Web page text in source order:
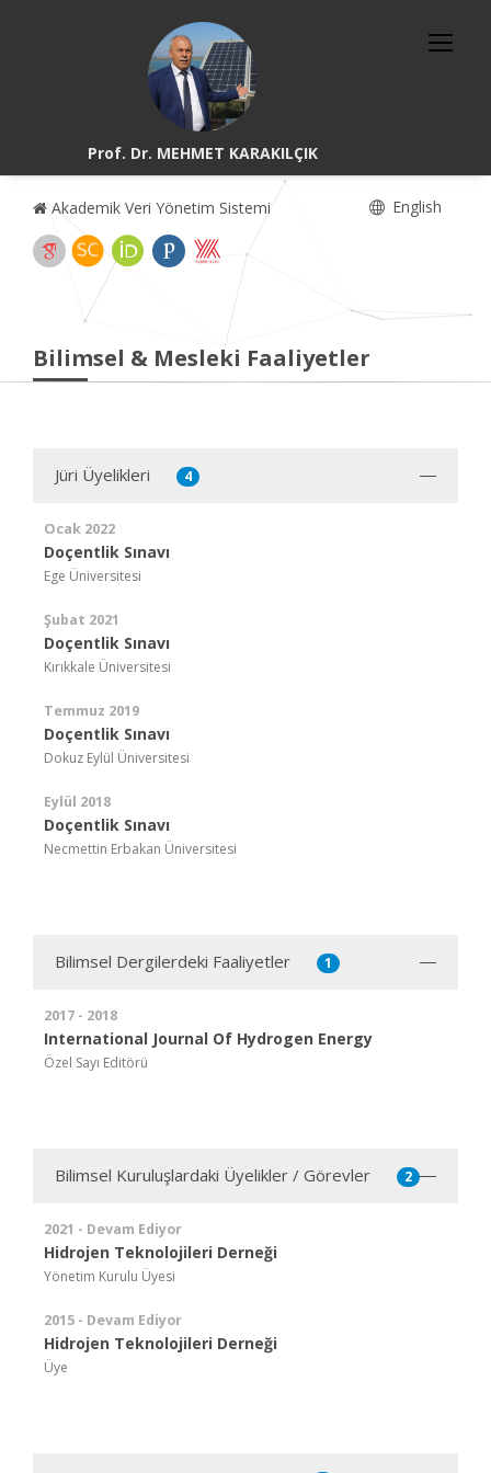
Prof. Dr. MEHMET KARAKILÇIK
Akademik Veri Yönetim Sistemi English
Bilimsel & Mesleki Faaliyetler
Jüri Üyelikleri 4
Ocak 2022
Doçentlik Sınavı
Ege Üniversitesi
Şubat 2021
Doçentlik Sınavı
Kırıkkale Üniversitesi
Temmuz 2019
Doçentlik Sınavı
Dokuz Eylül Üniversitesi
Eylül 2018
Doçentlik Sınavı
Necmettin Erbakan Üniversitesi
Bilimsel Dergilerdeki Faaliyetler 1
2017 - 2018
International Journal Of Hydrogen Energy
Özel Sayı Editörü
Bilimsel Kuruluşlardaki Üyelikler / Görevler 2
2021 - Devam Ediyor
Hidrojen Teknolojileri Derneği
Yönetim Kurulu Üyesi
2015 - Devam Ediyor
Hidrojen Teknolojileri Derneği
Üye